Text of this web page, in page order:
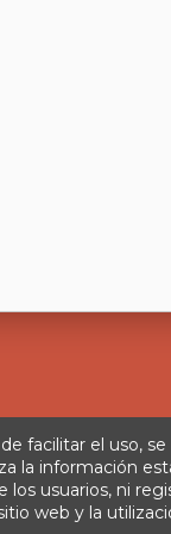
Aviso legal
facilitar el uso,
la información
usuarios, ni
web y la